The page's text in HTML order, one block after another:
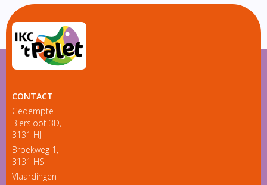
CONTACT
Gedempte
Biersloot 3D,
3131 HJ
Broekweg 1,
3131 HS
Vlaardingen